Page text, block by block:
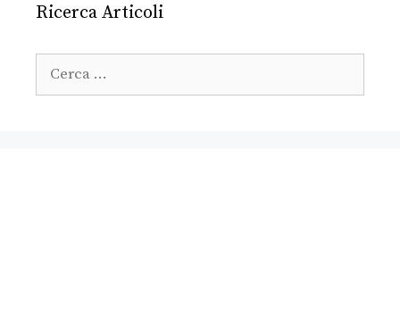
Ricerca Articoli